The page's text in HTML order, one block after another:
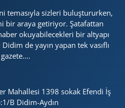
temasıyla sizleri buluştururken,
bir araya getiriyor. Şatafattan
okuyabilecekleri bir altyapı
de yayın yapan tek vasıflı
gazete....
Mahallesi 1398 sokak Efendi İş
B Didim-Aydın